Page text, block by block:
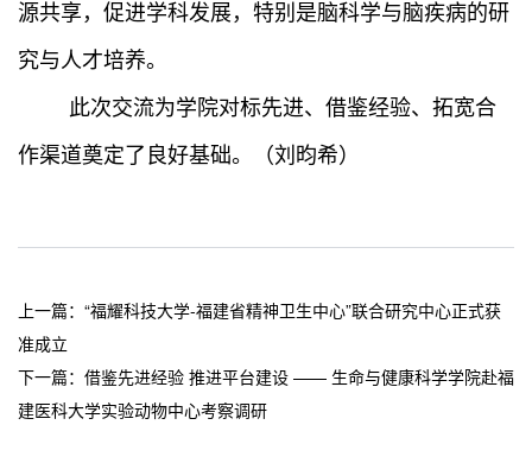
源共享，促进学科发展，特别是脑科学与脑疾病的研
究与人才培养。
此次交流为学院对标先进、借鉴经验、拓宽合
作渠道奠定了良好基础。（刘昀希）
上一篇： “福耀科技大学-福建省精神卫生中心”联合研究中心正式获
准成立
下一篇： 借鉴先进经验 推进平台建设 —— 生命与健康科学学院赴福
建医科大学实验动物中心考察调研